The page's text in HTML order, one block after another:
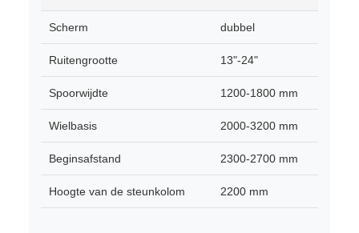
Scherm dubbel
Ruitengrootte 13"-24"
Spoorwijdte 1200-1800 mm
Wielbasis 2000-3200 mm
Beginsafstand 2300-2700 mm
Hoogte van de steunkolom 2200 mm